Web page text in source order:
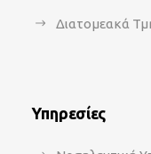
Διατομεακά
Υπηρεσίες